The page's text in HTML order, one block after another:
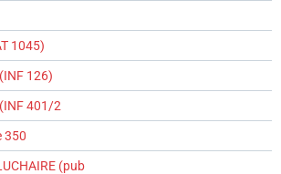
1045)
126)
401/2
350
(pub